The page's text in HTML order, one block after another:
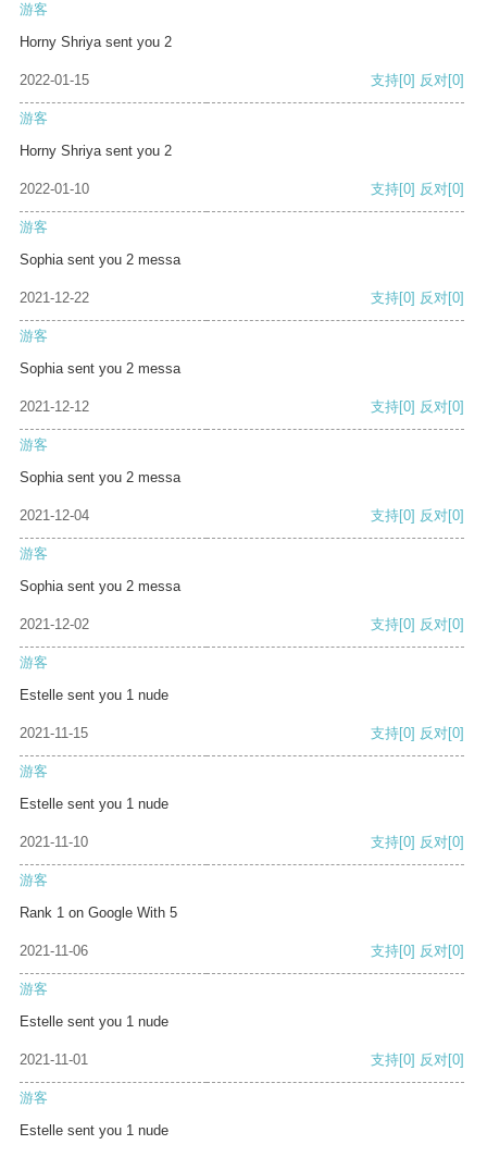
游客
Horny Shriya sent you 2
2022-01-15 支持[0] 反对[0]
游客
Horny Shriya sent you 2
2022-01-10 支持[0] 反对[0]
游客
Sophia sent you 2 messa
2021-12-22 支持[0] 反对[0]
游客
Sophia sent you 2 messa
2021-12-12 支持[0] 反对[0]
游客
Sophia sent you 2 messa
2021-12-04 支持[0] 反对[0]
游客
Sophia sent you 2 messa
2021-12-02 支持[0] 反对[0]
游客
Estelle sent you 1 nude
2021-11-15 支持[0] 反对[0]
游客
Estelle sent you 1 nude
2021-11-10 支持[0] 反对[0]
游客
Rank 1 on Google With 5
2021-11-06 支持[0] 反对[0]
游客
Estelle sent you 1 nude
2021-11-01 支持[0] 反对[0]
游客
Estelle sent you 1 nude